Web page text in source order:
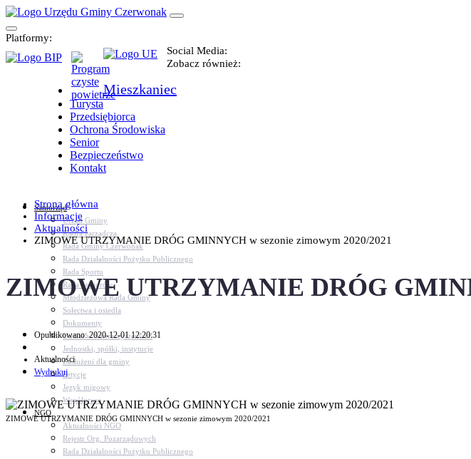
Platformy:
Social Media:
Zobacz również:
Mieszkaniec
Turysta
Przedsiębiorca
Ochrona Środowiska
Senior
Bezpieczeństwo
Kontakt
Samorząd
Urząd Gminy
Kadra zarządcza
Rada Gminy Czerwonak
Rada Działalności Pożytku Publicznego
Rada Sportu
Rada Seniorów
Młodzieżowa Rada Gminy
Sołectwa i osiedla
Dokumenty
Udział w Stowarzyszeniach
Jednostki, spółki, instytucje
Zasłużeni dla gminy
Petycje
Język migowy
Współpraca
NGO
Aktualności NGO
Rejestr Org. Pozarządowych
Rada Działalności Pożytku Publicznego
Strona główna
Informacje
Aktualności
ZIMOWE UTRZYMANIE DRÓG GMINNYCH w sezonie zimowym 2020/2021
ZIMOWE UTRZYMANIE DRÓG
Opublikowano: 2020-12-01 12:20:31
Aktualności
Wydrukuj
ZIMOWE UTRZYMANIE DRÓG GMINNYCH w sezonie zimowym 2020/2021